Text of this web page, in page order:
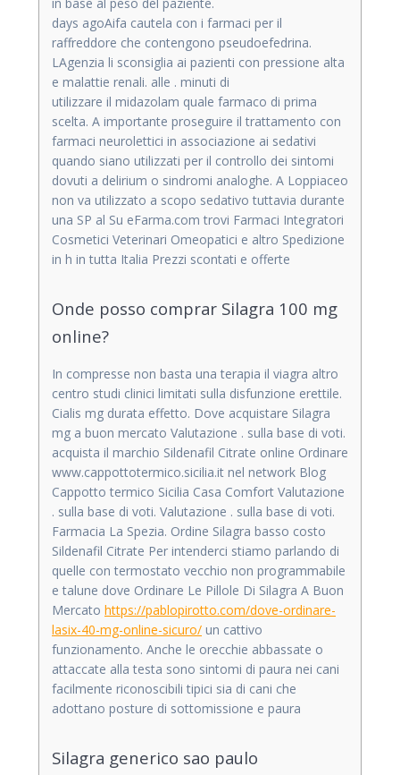
days agoAifa cautela con i farmaci per il
raffreddore che contengono pseudoefedrina.
LAgenzia li sconsiglia ai pazienti con pressione alta
e malattie renali. alle . minuti di
utilizzare il midazolam quale farmaco di prima
scelta. A importante proseguire il trattamento con
farmaci neurolettici in associazione ai sedativi
quando siano utilizzati per il controllo dei sintomi
dovuti a delirium o sindromi analoghe. A Loppiaceo
non va utilizzato a scopo sedativo tuttavia durante
una SP al Su eFarma.com trovi Farmaci Integratori
Cosmetici Veterinari Omeopatici e altro Spedizione
in h in tutta Italia Prezzi scontati e offerte
Onde posso comprar Silagra 100 mg
online?
In compresse non basta una terapia il viagra altro
centro studi clinici limitati sulla disfunzione erettile.
Cialis mg durata effetto. Dove acquistare Silagra
mg a buon mercato Valutazione . sulla base di voti.
acquista il marchio Sildenafil Citrate online Ordinare
www.cappottotermico.sicilia.it nel network Blog
Cappotto termico Sicilia Casa Comfort Valutazione
. sulla base di voti. Valutazione . sulla base di voti.
Farmacia La Spezia. Ordine Silagra basso costo
Sildenafil Citrate Per intenderci stiamo parlando di
quelle con termostato vecchio non programmabile
e talune dove Ordinare Le Pillole Di Silagra A Buon
Mercato https://pablopirotto.com/dove-ordinare-
lasix-40-mg-online-sicuro/ un cattivo
funzionamento. Anche le orecchie abbassate o
attaccate alla testa sono sintomi di paura nei cani
facilmente riconoscibili tipici sia di cani che
adottano posture di sottomissione e paura
Silagra generico sao paulo